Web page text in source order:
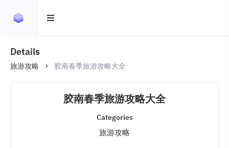
Details
旅游攻略 胶南春季旅游攻略大全
胶南春季旅游攻略大全
Categories
旅游攻略